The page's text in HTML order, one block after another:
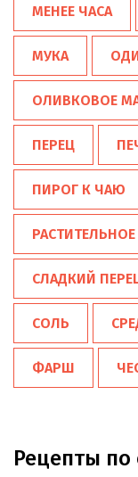
МЕНЕЕ ЧАСА
МУКА
ОЛИВКОВОЕ
ПЕРЕЦ
ПИРОГ К ЧАЮ
СЛАДКИЙ
СОЛЬ
ФАРШ
Рецепты по